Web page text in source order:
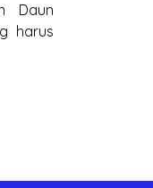
Daun
harus